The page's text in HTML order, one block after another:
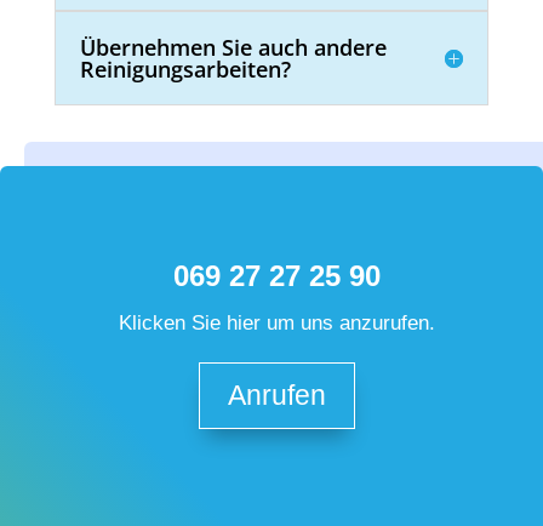
Übernehmen Sie auch andere
Reinigungsarbeiten?
069 27 27 25 90
Klicken Sie hier um uns anzurufen.
Anrufen